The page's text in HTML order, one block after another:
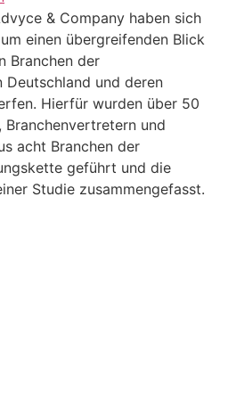
& Company haben sich
einen übergreifenden Blick
Branchen der
und deren
Hierfür wurden über 50
und
acht Branchen der
geführt und die
Studie zusammengefasst.